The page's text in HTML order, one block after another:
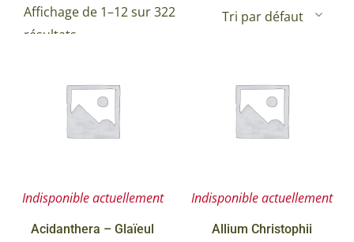
Affichage de 1–12 sur 322
résultats
Indisponible actuellement
Acidanthera – Glaïeul
Indisponible actuellement
Allium Christophii